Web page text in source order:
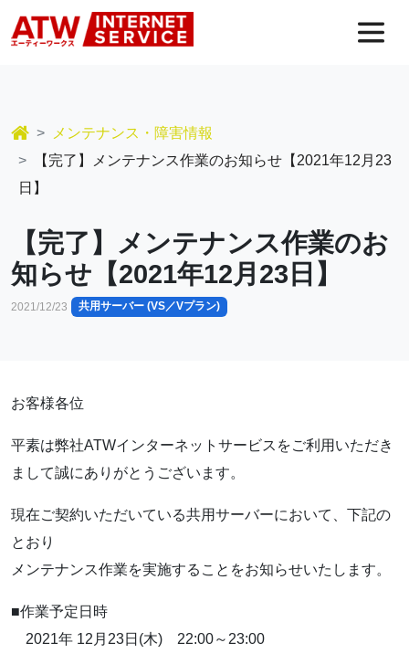
コンテンツへスキップ
メインナビゲーション
メンテナンス・障害情報
【完了】メンテナンス作業のお知らせ【2021年12月23
日】
【完了】メンテナンス作業のお
知らせ【2021年12月23日】
2021/12/23 共用サーバー (VS／Vプラン)
お客様各位
平素は弊社ATWインターネットサービスをご利用いただき
まして誠にありがとうございます。
現在ご契約いただいている共用サーバーにおいて、下記の
とおり
メンテナンス作業を実施することをお知らせいたします。
■作業予定日時
2021年 12月23日(木) 22:00～23:00